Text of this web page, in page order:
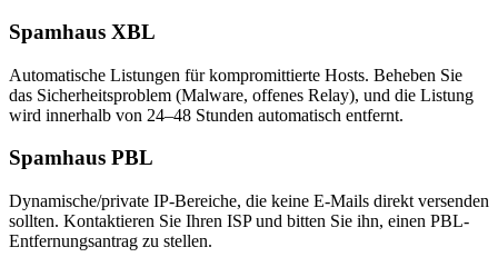
Spamhaus XBL
Automatische Listungen für kompromittierte Hosts. Beheben Sie
das Sicherheitsproblem (Malware, offenes Relay), und die Listung
wird innerhalb von 24–48 Stunden automatisch entfernt.
Spamhaus PBL
Dynamische/private IP-Bereiche, die keine E-Mails direkt versenden
sollten. Kontaktieren Sie Ihren ISP und bitten Sie ihn, einen PBL-
Entfernungsantrag zu stellen.